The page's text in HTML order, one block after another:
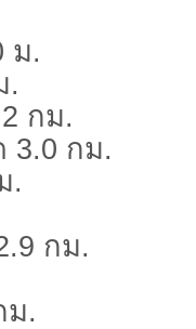
ม.
.
กม.
3.0 กม.
.
กม.
ม.